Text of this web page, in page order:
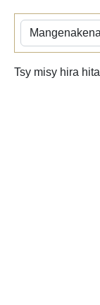
Tsy misy hira hita